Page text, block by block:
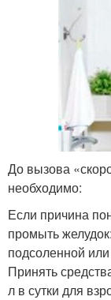
До вызова
необходимо:
Если причина
промыть
подсоленной
Принять
л в сутки для